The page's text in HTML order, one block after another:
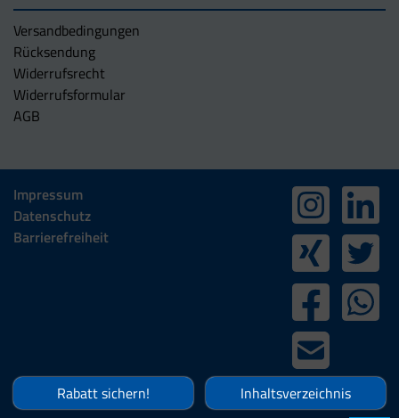
Versandbedingungen
Rücksendung
Widerrufsrecht
Widerrufsformular
AGB
Impressum
Datenschutz
Barrierefreiheit
Rabatt sichern! Inhaltsverzeichnis